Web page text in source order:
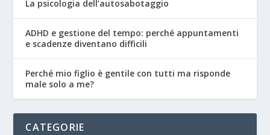
La psicologia dell’autosabotaggio
ADHD e gestione del tempo: perché appuntamenti
e scadenze diventano difficili
Perché mio figlio è gentile con tutti ma risponde
male solo a me?
CATEGORIE